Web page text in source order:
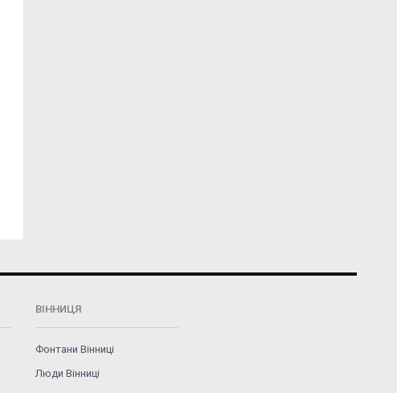
ВІННИЦЯ
Фонтани Вінниці
Люди Вінниці